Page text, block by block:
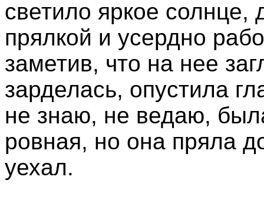
светило яркое солнце,
прялкой и усердно
заметив, что на нее
зарделась, опустила
не знаю, не ведаю,
ровная, но она пряла
уехал.